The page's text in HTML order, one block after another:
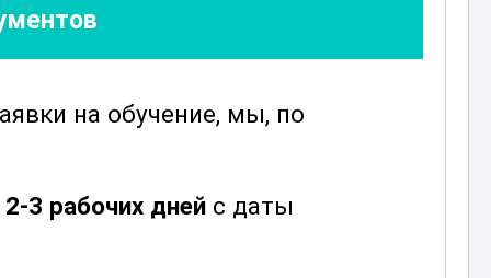
на обучение, мы, по
2-3 рабочих дней с даты